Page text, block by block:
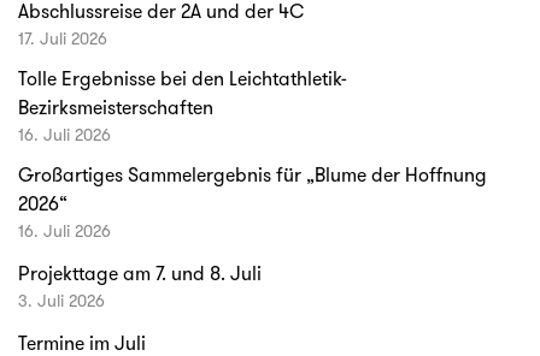
Abschlussreise der 2A und der 4C
17. Juli 2026
Tolle Ergebnisse bei den Leichtathletik-
Bezirksmeisterschaften
16. Juli 2026
Großartiges Sammelergebnis für „Blume der Hoffnung
2026“
16. Juli 2026
Projekttage am 7. und 8. Juli
3. Juli 2026
Termine im Juli